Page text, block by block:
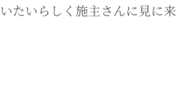
いらしく施主さんに見に来